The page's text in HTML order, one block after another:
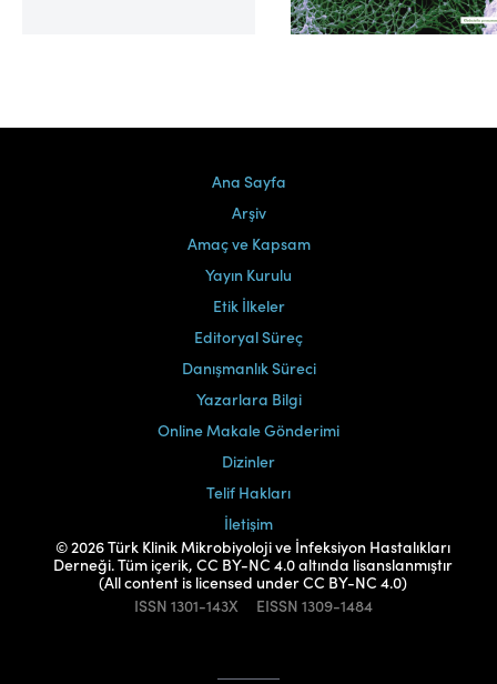
Cilt 39, Sayı 2
Ana Sayfa
Arşiv
Amaç ve Kapsam
Yayın Kurulu
Etik İlkeler
Editoryal Süreç
Danışmanlık Süreci
Yazarlara Bilgi
Online Makale Gönderimi
Dizinler
Telif Hakları
İletişim
© 2026 Türk Klinik Mikrobiyoloji ve İnfeksiyon Hastalıkları
Derneği. Tüm içerik, CC BY-NC 4.0 altında lisanslanmıştır
(All content is licensed under CC BY-NC 4.0)
ISSN 1301-143X EISSN 1309-1484